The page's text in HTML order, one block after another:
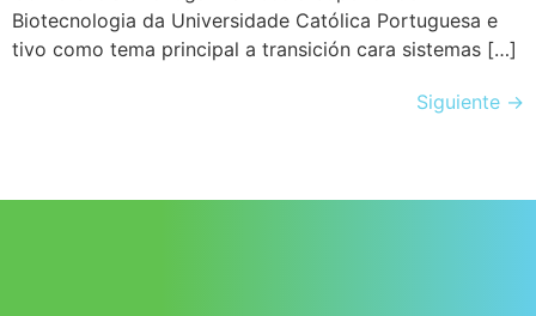
Biotecnologia da Universidade Católica Portuguesa e
tivo como tema principal a transición cara sistemas […]
Siguiente →